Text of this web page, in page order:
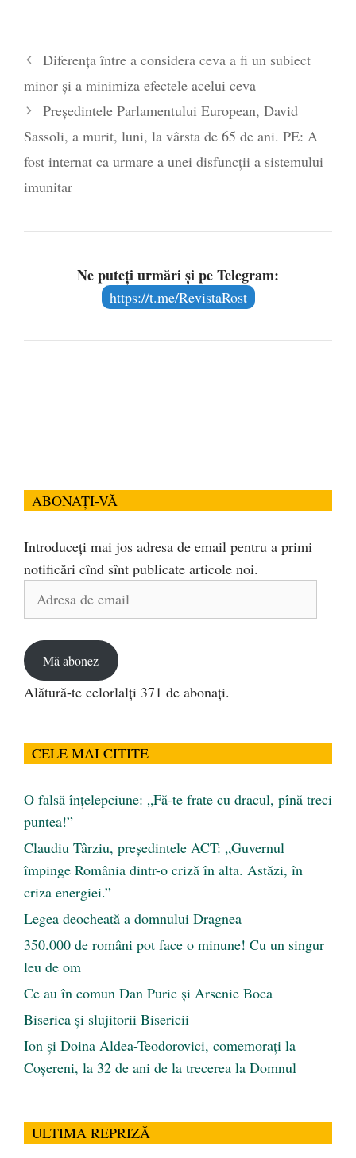
Diferența între a considera ceva a fi un subiect
minor și a minimiza efectele acelui ceva
Președintele Parlamentului European, David
Sassoli, a murit, luni, la vârsta de 65 de ani. PE: A
fost internat ca urmare a unei disfuncţii a sistemului
imunitar
Ne puteți urmări și pe Telegram:
https://t.me/RevistaRost
ABONAȚI-VĂ
Introduceți mai jos adresa de email pentru a primi
notificări cînd sînt publicate articole noi.
Adresa
Mă abonez
Alătură-te celorlalți 371 de abonați.
CELE MAI CITITE
O falsă înțelepciune: „Fă-te frate cu dracul, pînă treci
puntea!”
Claudiu Târziu, președintele ACT: „Guvernul
împinge România dintr-o criză în alta. Astăzi, în
criza energiei.”
Legea deocheată a domnului Dragnea
350.000 de români pot face o minune! Cu un singur
leu de om
Ce au în comun Dan Puric şi Arsenie Boca
Biserica și slujitorii Bisericii
Ion și Doina Aldea-Teodorovici, comemorați la
Coșereni, la 32 de ani de la trecerea la Domnul
ULTIMA REPRIZĂ